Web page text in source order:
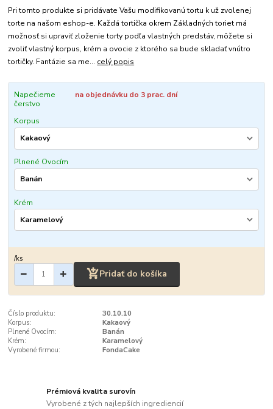
Pri tomto produkte si pridávate Vašu modifikovanú tortu k už zvolenej
torte na našom eshop-e. Každá tortička okrem Základných toriet má
možnosť si upraviť zloženie torty podľa vlastných predstáv, môžete si
zvoliť vlastný korpus, krém a ovocie z ktorého sa bude skladať vnútro
tortičky. Fantázie sa me... celý popis
Napečieme
čerstvo
na objednávku do 3 prac. dní
Korpus
Plnené Ovocím
Krém
/ks
Pridať do košíka
Číslo produktu:
30.10.10
Korpus:
Kakaový
Plnené Ovocím:
Banán
Krém:
Karamelový
Vyrobené firmou:
FondaCake
Prémiová kvalita surovín
Vyrobené z tých najlepších ingrediencií